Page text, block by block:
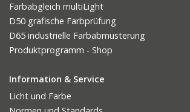
Farbabgleich multiLight
D50 grafische Farbprüfung
D65 industrielle Farbabmusterung
Produktprogramm - Shop
Information & Service
Licht und Farbe